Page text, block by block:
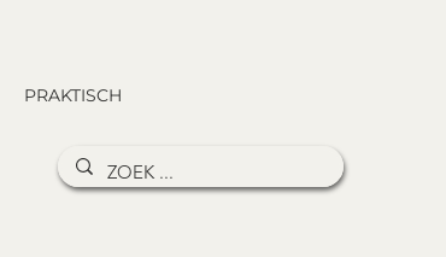
PRAKTISCH